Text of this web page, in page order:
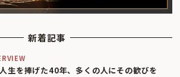
新着記事
生を捧げた40年、多くの人にその歓びを